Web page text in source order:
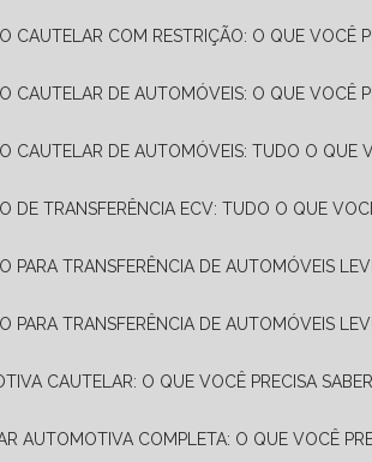
CAUTELAR COM RESTRIÇÃO: O QUE VOCÊ
CAUTELAR DE AUTOMÓVEIS: O QUE VOCÊ
CAUTELAR DE AUTOMÓVEIS: TUDO O QUE
DE TRANSFERÊNCIA ECV: TUDO O QUE
PARA TRANSFERÊNCIA DE AUTOMÓVEIS
PARA TRANSFERÊNCIA DE AUTOMÓVEIS
CAUTELAR: O QUE VOCÊ PRECISA SABER
AUTOMOTIVA COMPLETA: O QUE VOCÊ